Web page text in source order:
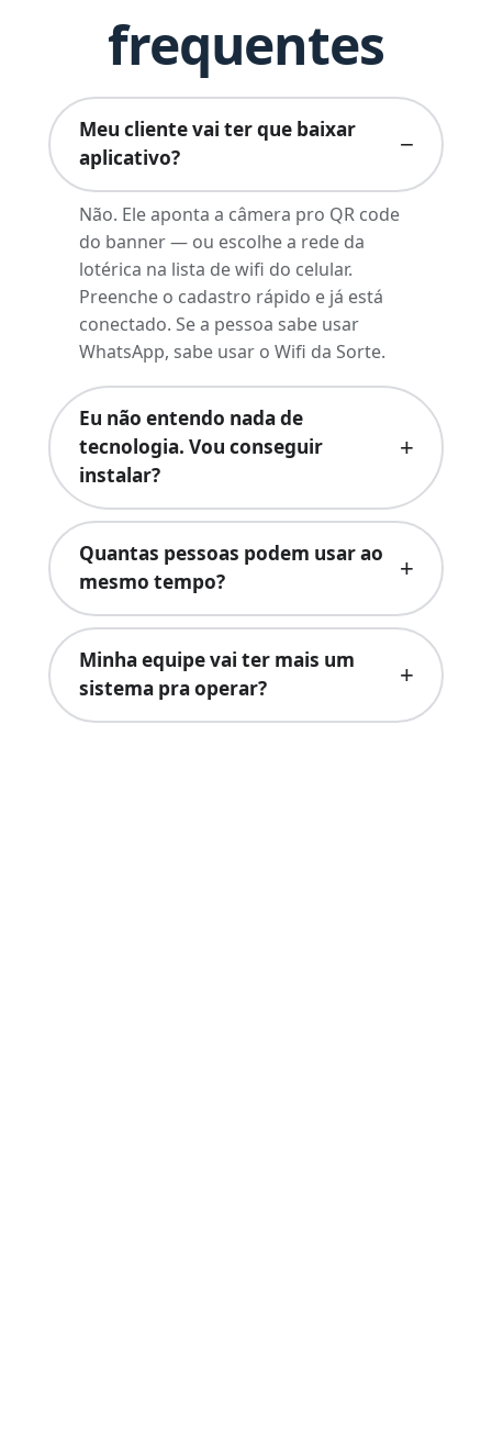
frequentes
Meu cliente vai ter que baixar
aplicativo?
Não. Ele aponta a câmera pro QR code
do banner — ou escolhe a rede da
lotérica na lista de wifi do celular.
Preenche o cadastro rápido e já está
conectado. Se a pessoa sabe usar
WhatsApp, sabe usar o Wifi da Sorte.
Eu não entendo nada de
tecnologia. Vou conseguir
instalar?
Quantas pessoas podem usar ao
mesmo tempo?
Minha equipe vai ter mais um
sistema pra operar?